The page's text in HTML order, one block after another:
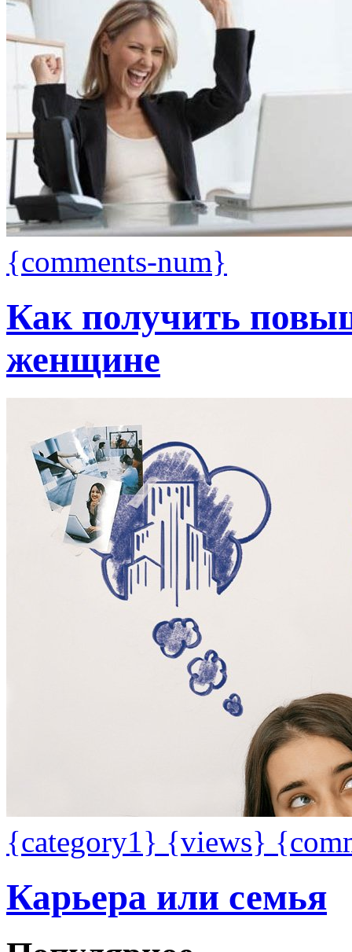
{comments-num}
Как получить
женщине
{category1} {views}
Карьера или семья